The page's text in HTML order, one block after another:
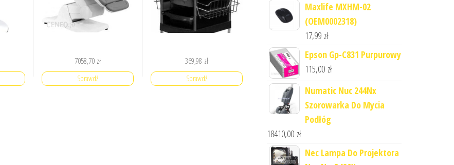
7058,70 zł
Sprawdź
369,98 zł
Sprawdź
Maxlife MXHM-02
(OEM0002318)
17,99 zł
Epson Gp-C831 Purpurowy
115,00 zł
Numatic Nuc 244Nx
Szorowarka Do Mycia
Podłóg
18410,00 zł
Nec Lampa Do Projektora